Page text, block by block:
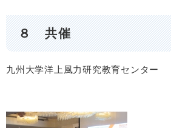
８ 共催
九州大学洋上風力研究教育センター